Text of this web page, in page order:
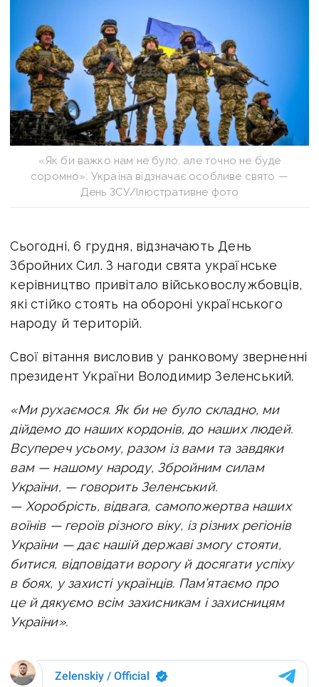
«Як би важко нам не було, але точно не буде
соромно»: Україна відзначає особливе свято —
День ЗСУ/Ілюстративне фото
Сьогодні, 6 грудня, відзначають День
Збройних Сил. З нагоди свята українське
керівництво привітало військовослужбовців,
які стійко стоять на обороні українського
народу й територій.
Свої вітання висловив у ранковому зверненні
президент України Володимир Зеленський.
«Ми рухаємося. Як би не було складно, ми
дійдемо до наших кордонів, до наших людей.
Всупереч усьому, разом із вами та завдяки
вам — нашому народу, Збройним силам
України, — говорить Зеленський.
— Хоробрість, відвага, самопожертва наших
воїнів — героїв різного віку, із різних регіонів
України — дає нашій державі змогу стояти,
битися, відповідати ворогу й досягати успіху
в боях, у захисті українців. Пам’ятаємо про
це й дякуємо всім захисникам і захисницям
України».